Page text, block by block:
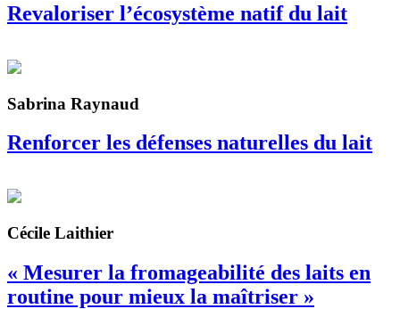
Revaloriser l’écosystème natif du lait
Sabrina Raynaud
Renforcer les défenses naturelles du lait
Cécile Laithier
« Mesurer la fromageabilité des laits en
routine pour mieux la maîtriser »